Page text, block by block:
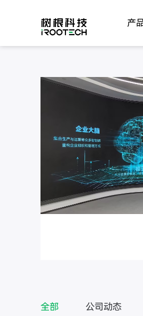
产
广东省委
技调研人
7月6日，省委副
企业，强调要认
座谈会、广东省
高地。 孟凡利
全部 公司动态